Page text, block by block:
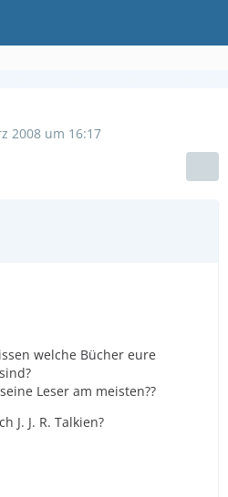
2008 um 16:17
welche Bücher eure
Leser am meisten??
J. J. R. Talkien?